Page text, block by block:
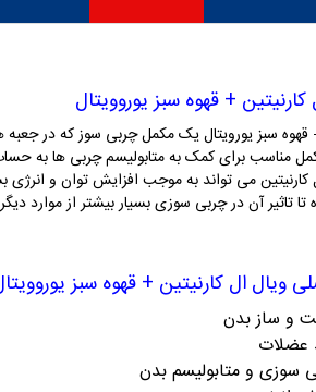
+ قهوه سبز یوروویتال
یک مکمل چربی سوز که در جعبه های 6 عددی تحت لیسانس کشور آلمان تولید
مناسب برای کمک به متابولیسم چربی ها به
می تواند به موجب افزایش توان و انرژی
تا تاثیر آن در چربی سوزی بسیار بیشتر از موارد
ویال ال کارنیتین + قهوه سبز
و ساز بدن
عضلات
سوزی و متابولیسم بدن